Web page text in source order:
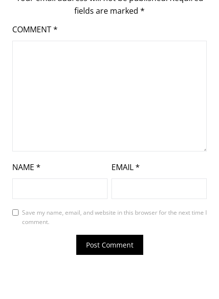
fields are marked *
COMMENT*
NAME * EMAIL*
Save my name, email, and website in this browser for the next time I
comment.